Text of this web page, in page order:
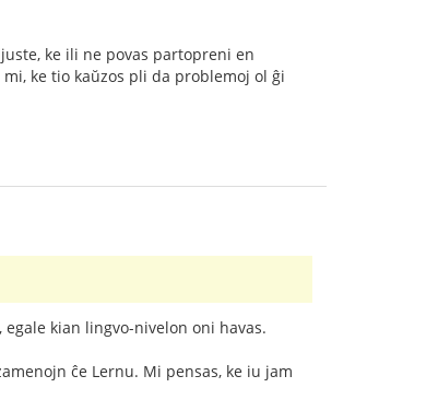
ke ili ne povas partopreni en
ke tio kaŭzos pli da problemoj ol ĝi
kian lingvo-nivelon oni havas.
ĉe Lernu. Mi pensas, ke iu jam